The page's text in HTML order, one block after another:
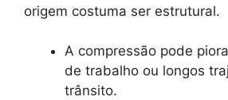
origem costuma ser estrutural.
A compressão pode
de trabalho ou longos
trânsito.